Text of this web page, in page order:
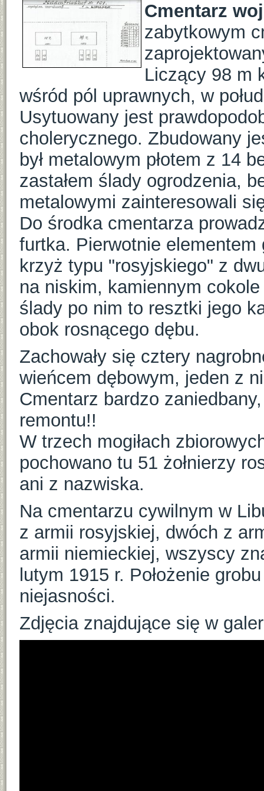
Cmentarz
zabytkowym
Liczący 98 m
wśród pól uprawnych, w
Usytuowany jest
cholerycznego. Zbudowany
był metalowym płotem z 14
zastałem ślady ogrodzenia,
metalowymi zainteresowali
Do środka cmentarza
furtka. Pierwotnie elementem
krzyż typu "rosyjskiego" z
na niskim, kamiennym
ślady po nim to resztki jego
obok rosnącego dębu.
Zachowały się cztery
wieńcem dębowym, jeden z
Cmentarz bardzo
remontu!!
W trzech mogiłach
pochowano tu 51 żołnierzy
ani z nazwiska.
Na cmentarzu cywilnym w
z armii rosyjskiej, dwóch z
armii niemieckiej, wszyscy
lutym 1915 r. Położenie
niejasności.
Zdjęcia znajdujące się w